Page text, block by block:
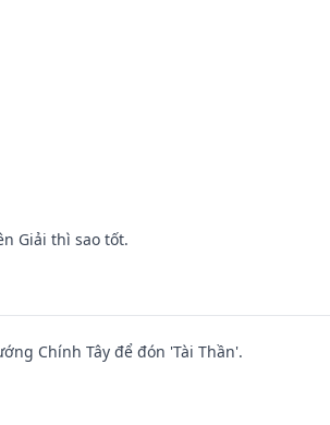
Giải thì sao tốt.
Chính Tây để đón 'Tài Thần'.